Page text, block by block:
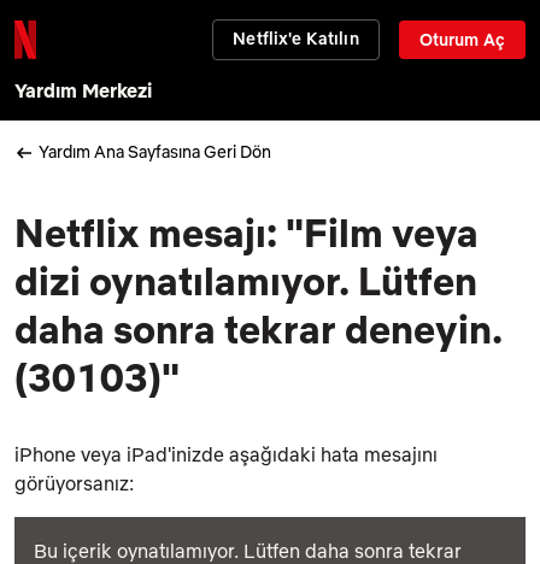
Netflix'e Katılın Oturum Aç
Yardım Merkezi
Yardım Ana Sayfasına Geri Dön
Netflix mesajı: "Film veya
dizi oynatılamıyor. Lütfen
daha sonra tekrar deneyin.
(30103)"
iPhone veya iPad'inizde aşağıdaki hata mesajını
görüyorsanız:
Bu içerik oynatılamıyor. Lütfen daha sonra tekrar